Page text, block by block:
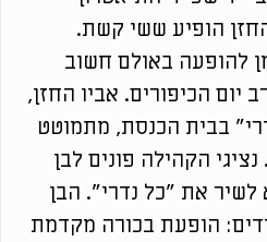
הופיע ששי קשת.
להופעה באולם חשוב
יום הכיפורים. אביו החזן,
בבית הכנסת, מתמוטט
נציגי הקהילה פונים לבן
את "כל נדרי". הבן
הופעת בכורה מקדמת